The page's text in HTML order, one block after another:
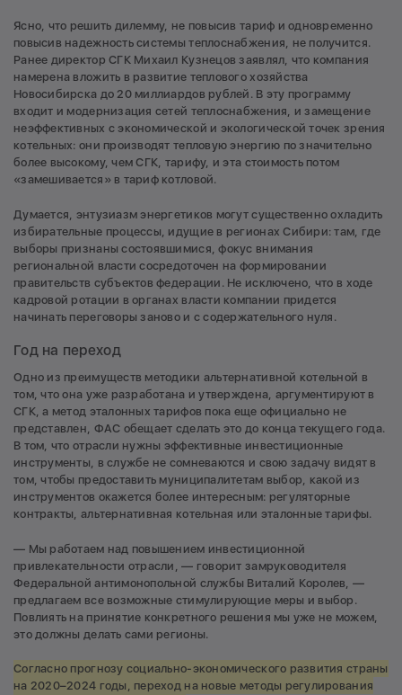
Ясно, что решить дилемму, не повысив тариф и одновременно
повысив на­дежность системы теплоснабжения, не получится.
Ранее директор СГК Михаил Кузнецов заявлял, что компания
намерена вложить в развитие теплового хозяйства
Новосибирска до 20 миллиардов рублей. В эту программу
входит и модернизация сетей теплоснабжения, и замещение
неэффективных с экономической и экологической точек зрения
котельных: они производят тепловую энергию по значительно
более высокому, чем СГК, тарифу, и эта стоимость потом
«замешивается» в тариф котловой.
Думается, энтузиазм энергетиков могут существенно охладить
избирательные процессы, идущие в регионах Сибири: там, где
выборы признаны состоявшимися, фокус внимания
региональной власти сосредоточен на формировании
правительств субъектов федерации. Не исключено, что в ходе
кадровой ротации в органах власти компании придется
начинать переговоры заново и с содержательного нуля.
Год на переход
Одно из преимуществ методики альтернативной котельной в
том, что она уже разработана и утверждена, аргументируют в
СГК, а метод эталонных тарифов пока еще официально не
представлен, ФАС обещает сделать это до конца текущего года.
В том, что отрасли нужны эффективные инвестиционные
инструменты, в службе не сомневаются и свою задачу видят в
том, чтобы предоставить муниципалитетам выбор, какой из
инструментов окажется более интересным: регуляторные
контракты, альтернативная котельная или эталонные тарифы.
— Мы работаем над повышением инвестиционной
привлекательности отрасли, — говорит замруководителя
Федеральной антимонопольной службы Виталий Королев, —
предлагаем все возможные стимулирующие меры и выбор.
Повлиять на принятие конкретного решения мы уже не можем,
это должны делать сами регионы.
Согласно прогнозу социально-экономического развития страны
на 2020–2024 годы, переход на новые методы регулирования